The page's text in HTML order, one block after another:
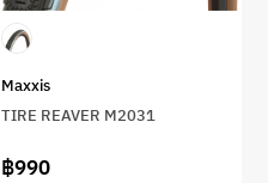
Maxxis
TIRE REAVER M2031
฿990